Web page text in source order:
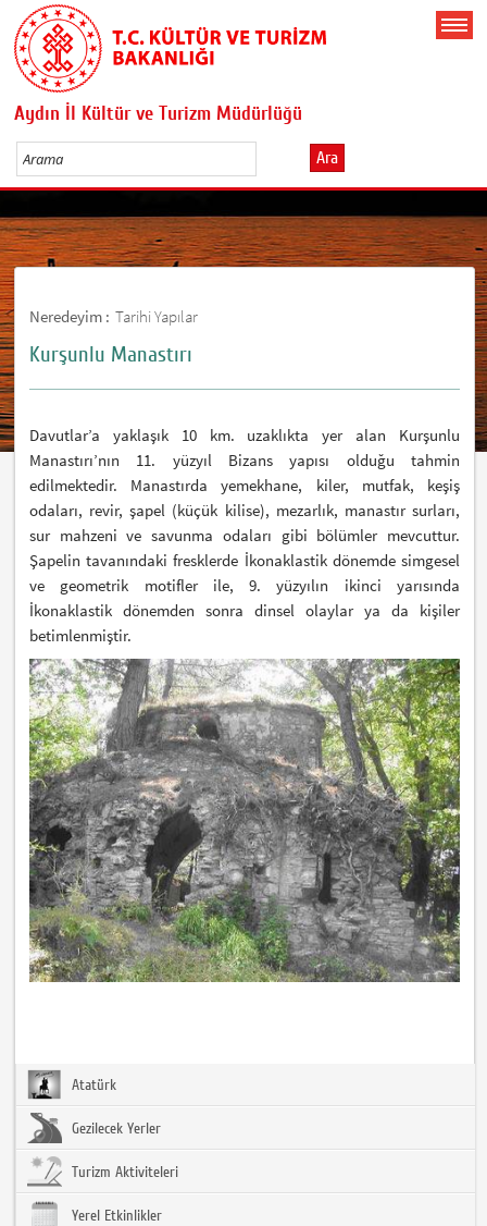
Aydın İl Kültür ve Turizm Müdürlüğü
Ara
Neredeyim : Tarihi Yapılar
Kurşunlu Manastırı
Davutlar’a yaklaşık 10 km. uzaklıkta yer alan Kurşunlu
Manastırı’nın 11. yüzyıl Bizans yapısı olduğu tahmin
edilmektedir. Manastırda yemekhane, kiler, mutfak, keşiş
odaları, revir, şapel (küçük kilise), mezarlık, manastır surları,
sur mahzeni ve savunma odaları gibi bölümler mevcuttur.
Şapelin tavanındaki fresklerde İkonaklastik dönemde simgesel
ve geometrik motifler ile, 9. yüzyılın ikinci yarısında
İkonaklastik dönemden sonra dinsel olaylar ya da kişiler
betimlenmiştir.
Atatürk
Gezilecek Yerler
Turizm Aktiviteleri
Yerel Etkinlikler